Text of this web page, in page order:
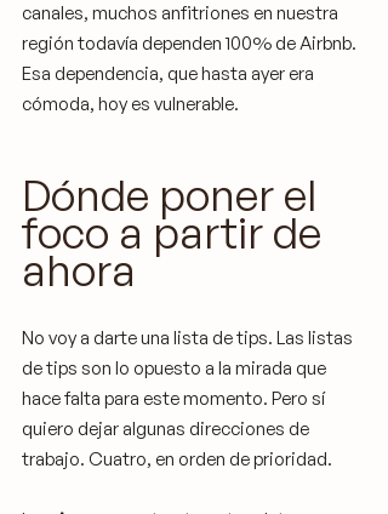
canales, muchos anfitriones en nuestra
región todavía dependen 100% de Airbnb.
Esa dependencia, que hasta ayer era
cómoda, hoy es vulnerable.
Dónde poner el
foco a partir de
ahora
No voy a darte una lista de tips. Las listas
de tips son lo opuesto a la mirada que
hace falta para este momento. Pero sí
quiero dejar algunas direcciones de
trabajo. Cuatro, en orden de prioridad.